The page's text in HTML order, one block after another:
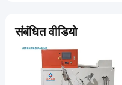
संबंधित वीडियो